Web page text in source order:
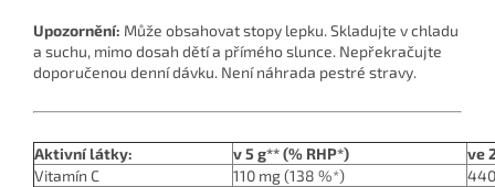
Upozornění: Může obsahovat stopy lepku. Skladujte v chladu
a suchu, mimo dosah dětí a přímého slunce. Nepřekračujte
doporučenou denní dávku. Není náhrada pestré stravy.
Aktivní látky: v 5 g** (% RHP*)
ve
Vitamín C
110 mg (138 %*)